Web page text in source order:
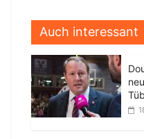
Auch interessant